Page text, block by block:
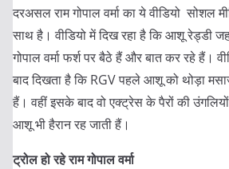
दरअसल राम गोपाल वर्मा का ये वीडियो
साथ है। वीडियो में दिख रहा है कि आशू रेड्डी
गोपाल वर्मा फर्श पर बैठे हैं और बात कर रहे हैं।
बाद दिखता है कि RGV पहले आशू को थोड़ा
हैं। वहीं इसके बाद वो एक्ट्रेस के पैरों की
आशू भी हैरान रह जाती हैं।
ट्रोल हो रहे राम गोपाल वर्मा